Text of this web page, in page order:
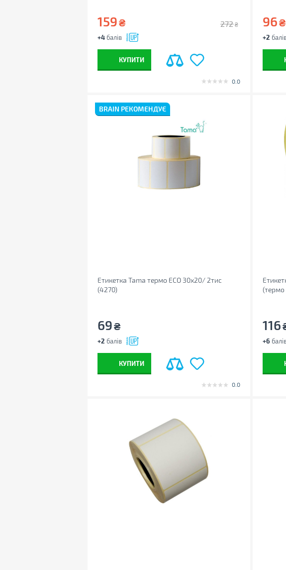
159₴ 272 ₴
+4 балів
КУПИТИ
0.0
96₴
+2
BRAIN РЕКОМЕНДУЄ
Етикетка Tama термо ECO 30x20/ 2тис
(4270)
69₴
+2 балів
КУПИТИ
0.0
(термо
116
+6